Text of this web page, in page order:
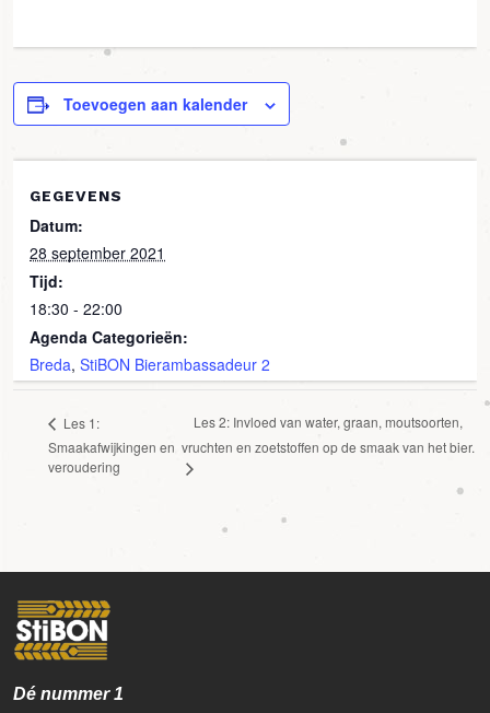
Toevoegen aan kalender
GEGEVENS
Datum:
28 september 2021
Tijd:
18:30 - 22:00
Agenda Categorieën:
Breda, StiBON Bierambassadeur 2
Les 1:
Smaakafwijkingen en
veroudering
Les 2: Invloed van water, graan, moutsoorten,
vruchten en zoetstoffen op de smaak van het bier.
Dé nummer1